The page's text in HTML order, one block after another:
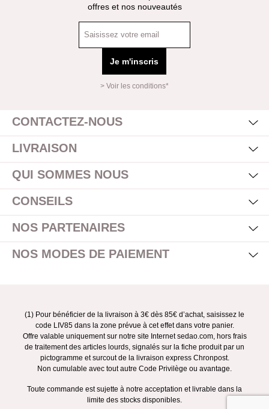
offres et nos nouveautés
Je m'inscris
> Voir les conditions*
CONTACTEZ-NOUS
LIVRAISON
QUI SOMMES NOUS
CONSEILS
NOS PARTENAIRES
NOS MODES DE PAIEMENT
(1) Pour bénéficier de la livraison à 3€ dès 85€ d’achat, saisissez le
code LIV85 dans la zone prévue à cet effet dans votre panier.
Offre valable uniquement sur notre site Internet sedao.com, hors frais
de traitement des articles lourds, signalés sur la fiche produit par un
pictogramme et surcout de la livraison express Chronpost.
Non cumulable avec tout autre Code Privilège ou avantage.
Toute commande est sujette à notre acceptation et livrable dans la
limite des stocks disponibles.